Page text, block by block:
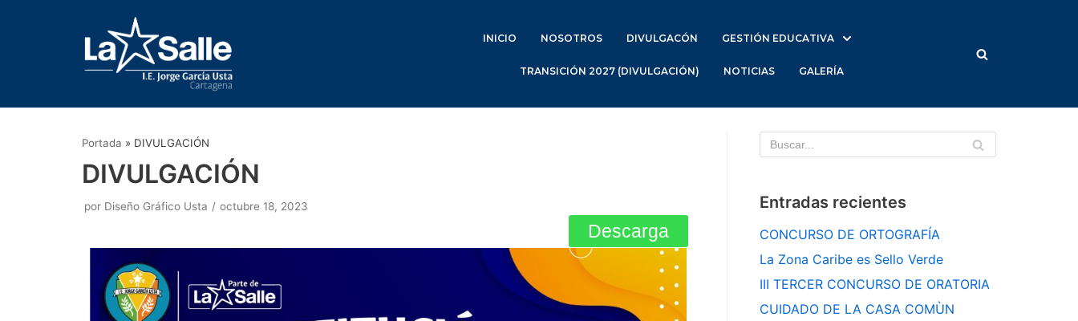
INICIO NOSOTROS DIVULGACÓN GESTIÓN EDUCATIVA
TRANSICIÓN 2027 (DIVULGACIÓN) NOTICIAS GALERÍA
Portada » DIVULGACIÓN
DIVULGACIÓN
por Diseño Gráfico Usta octubre 18, 2023
Descarga
Entradas recientes
CONCURSO DE ORTOGRAFÍA
La Zona Caribe es Sello Verde
III TERCER CONCURSO DE ORATORIA
CUIDADO DE LA CASA COMÙN